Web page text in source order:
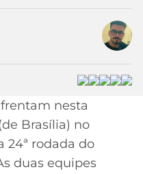
nesta
Brasília) no
24ª rodada do
duas equipes